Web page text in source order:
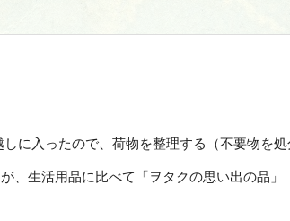
に入ったので、荷物を整理する（不要物を処
、生活用品に比べて「ヲタクの思い出の品